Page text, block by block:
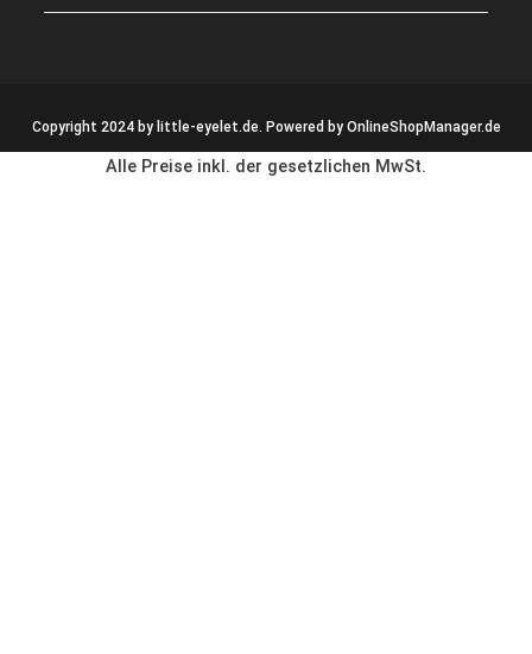
Copyright 2024 by little-eyelet.de. Powered by OnlineShopManager.de
Alle Preise inkl. der gesetzlichen MwSt.